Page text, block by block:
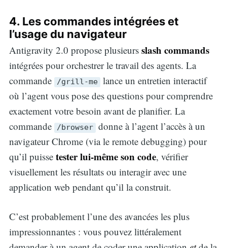
4. Les commandes intégrées et
l’usage du navigateur
Antigravity 2.0 propose plusieurs slash commands
intégrées pour orchestrer le travail des agents. La
commande
/grill-me lance un entretien interactif
où l’agent vous pose des questions pour comprendre
exactement votre besoin avant de planifier. La
commande
/browser donne à l’agent l’accès à un
navigateur Chrome (via le remote debugging) pour
qu’il puisse tester lui-même son code, vérifier
visuellement les résultats ou interagir avec une
application web pendant qu’il la construit.
C’est probablement l’une des avancées les plus
impressionnantes : vous pouvez littéralement
Search